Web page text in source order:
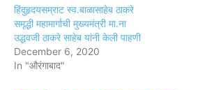
हिंदुहृदयसम्राट स्व.बाळासाहेब ठाकरे
समृद्धी महामार्गाची मुख्यमंत्री मा.ना
उद्धवजी ठाकरे साहेब यांनी केली पाहणी
December 6, 2020
In "औरंगाबाद"